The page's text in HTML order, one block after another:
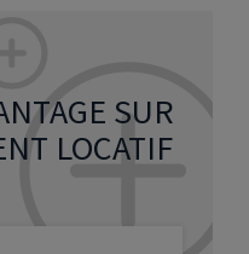
SUR
LOCATIF